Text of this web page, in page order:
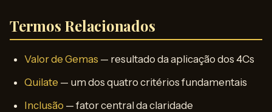
Termos Relacionados
Valor de Gemas — resultado da aplicação dos 4Cs
Quilate — um dos quatro critérios fundamentais
Inclusão — fator central da claridade